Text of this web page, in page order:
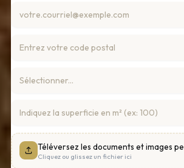
Téléversez les documents et images
Cliquez ou glissez un fichier ici